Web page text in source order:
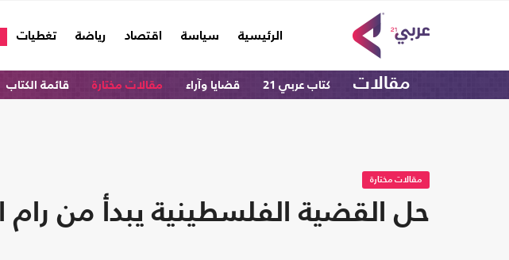
الرئيسية
(current) سياسة اقتصاد رياضة تغطيات
مقالات كتاب عربي 21 قضايا وآراء مقالات مختارة قائمة الكتاب
مقالات مختارة
حل القضية الفلسطينية يبدأ من رام